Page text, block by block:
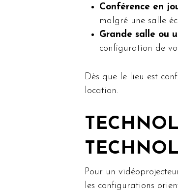
Conférence en
malgré une salle
Grande salle ou
configuration de
Dès que le lieu est
location.
Pour un
les configurations